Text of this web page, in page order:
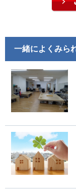
一緒によくみら